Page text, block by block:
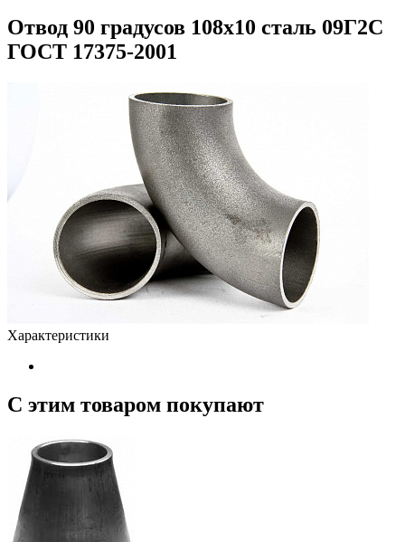
Отвод 90 градусов 108х10 сталь 09Г2С
ГОСТ 17375-2001
Характеристики
С этим товаром покупают